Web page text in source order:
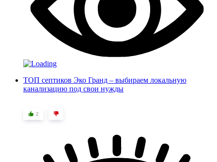
ТОП септиков Эко Гранд – выбираем локальную
канализацию под свои нужды
2